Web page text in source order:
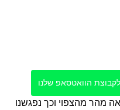
הוואטסאפ שלנו
מהר מהצפוי וכך נפגשנו